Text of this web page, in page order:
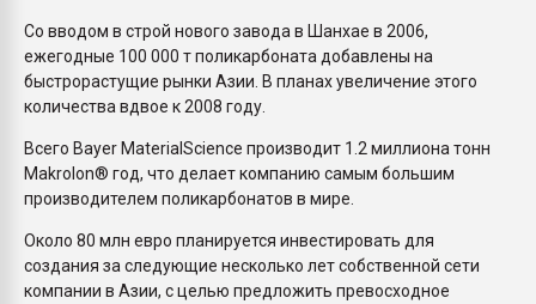
Со вводом в строй нового завода в Шанхае в 2006,
ежегодные 100 000 т поликарбоната добавлены на
быстрорастущие рынки Азии. В планах увеличение этого
количества вдвое к 2008 году.
Всего Bayer MaterialScience производит 1.2 миллиона тонн
Makrolon® год, что делает компанию самым большим
производителем поликарбонатов в мире.
Около 80 млн евро планируется инвестировать для
создания за следующие несколько лет собственной сети
компании в Азии, с целью предложить превосходное